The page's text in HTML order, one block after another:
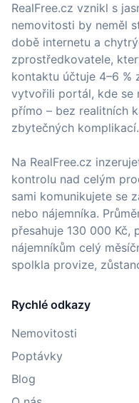
RealFree.cz vznikl s
nemovitosti by neměl
době internetu a
zprostředkovatele,
kontaktu účtuje 4–6 %
vytvořili portál, kde se
přímo – bez realitních
zbytečných komplikací.
Na RealFree.cz
kontrolu nad celým
sami komunikujete se
nebo nájemníka.
přesahuje 130 000 Kč,
nájemníkům celý
spolkla provize,
Rychlé odkazy
Nemovitosti
Poptávky
Blog